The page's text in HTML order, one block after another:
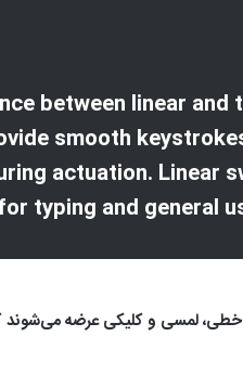
between linear and
smooth
actuation.
typing and general
خطی، لمسی و کلیکی عرضه